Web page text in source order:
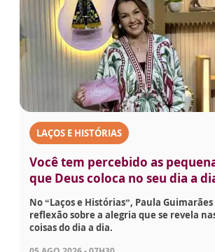
LAÇOS E HISTÓRIAS
Você tem percebido as
que Deus coloca no seu dia a
No “Laços e Histórias”, Paula
reflexão sobre a alegria que se revela
coisas do dia a dia.